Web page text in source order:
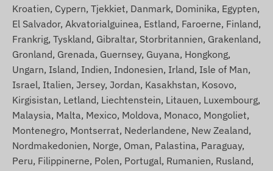
Kroatien, Cypern, Tjekkiet, Danmark, Dominika, Egypten,
El Salvador, Akvatorialguinea, Estland, Faroerne, Finland,
Frankrig, Tyskland, Gibraltar, Storbritannien, Grakenland,
Gronland, Grenada, Guernsey, Guyana, Hongkong,
Ungarn, Island, Indien, Indonesien, Irland, Isle of Man,
Israel, Italien, Jersey, Jordan, Kasakhstan, Kosovo,
Kirgisistan, Letland, Liechtenstein, Litauen, Luxembourg,
Malaysia, Malta, Mexico, Moldova, Monaco, Mongoliet,
Montenegro, Montserrat, Nederlandene, New Zealand,
Nordmakedonien, Norge, Oman, Palastina, Paraguay,
Peru, Filippinerne, Polen, Portugal, Rumanien, Rusland,